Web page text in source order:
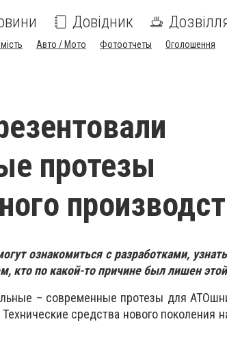
Довідник
Авто / Мото Фотоотчеты Оголошення
протезы
ознакомиться с разработками,
кто по какой-то причине был лишен
– современные протезы для
средства нового поколения